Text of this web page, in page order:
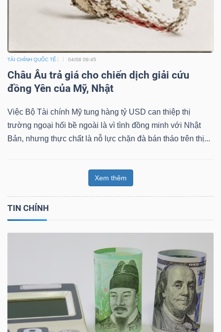
TÀI CHÍNH QUỐC TẾ 04/08 09:45
Châu Âu trả giá cho chiến dịch giải cứu
đồng Yên của Mỹ, Nhật
Việc Bộ Tài chính Mỹ tung hàng tỷ USD can thiệp thị
trường ngoại hối bề ngoài là vì tình đồng minh với Nhật
Bản, nhưng thực chất là nỗ lực chặn đà bán tháo trên thị...
Xem thêm
TIN CHÍNH